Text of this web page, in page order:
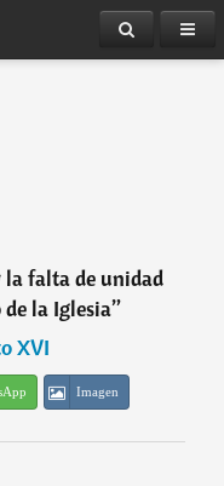
la falta de unidad
la Iglesia”
XVI
Imagen